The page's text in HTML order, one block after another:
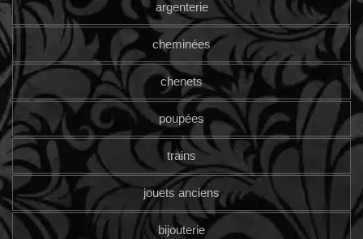
argenterie
cheminées
chenets
poupées
trains
jouets anciens
bijouterie